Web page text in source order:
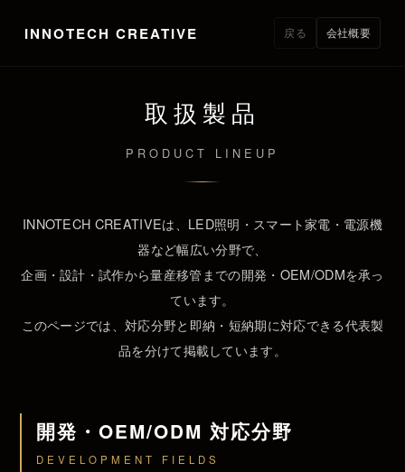
INNOTECH CREATIVE 戻る 会社概要
取扱製品
PRODUCT LINEUP
INNOTECH CREATIVEは、LED照明・スマート家電・電源機
器など幅広い分野で、
企画・設計・試作から量産移管までの開発・OEM/ODMを承っ
ています。
このページでは、対応分野と即納・短納期に対応できる代表製
品を分けて掲載しています。
開発・OEM/ODM 対応分野
DEVELOPMENT FIELDS